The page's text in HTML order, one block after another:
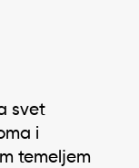
svet
i
temeljem